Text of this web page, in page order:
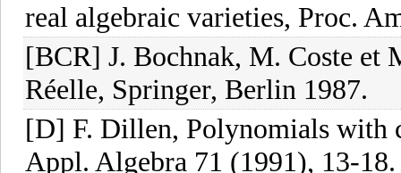
real algebraic varieties, Proc.
[BCR] J. Bochnak, M. Coste et
Réelle, Springer, Berlin 1987.
[D] F. Dillen, Polynomials with
Appl. Algebra 71 (1991), 13-18.